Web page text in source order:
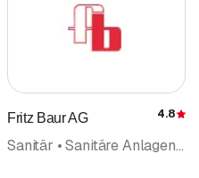
Fritz Baur AG 4.8
Sanitär • Sanitäre Anlagen und Installationen • Solartechnik Solaranlagen • Heizungen • Boilerentkalkung • Wärmepumpen • Pikettdienst • Solarenergie